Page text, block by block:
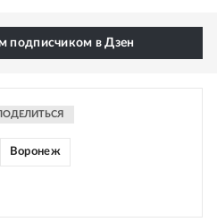
подписчиком в Дзен
Воронеж